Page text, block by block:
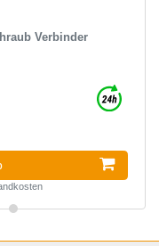
Verbinder